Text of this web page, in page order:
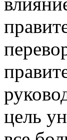
цель